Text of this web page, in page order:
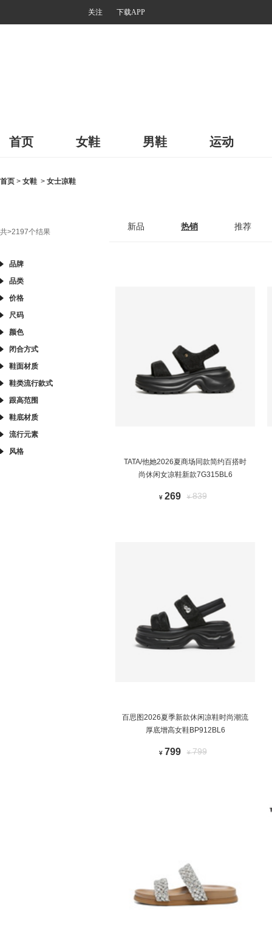
关注 下载APP
首页 女鞋 男鞋 运动
首页 > 女鞋 > 女士凉鞋
共>2197个结果
品牌
品类
价格
尺码
颜色
闭合方式
鞋面材质
鞋类流行款式
跟高范围
鞋底材质
流行元素
风格
新品 热销 推荐
TATA/他她2026夏商场同款简约百搭时
尚休闲女凉鞋新款7G315BL6
¥ 269 ¥839
百思图2026夏季新款休闲凉鞋时尚潮流
厚底增高女鞋BP912BL6
¥ 799 ¥799